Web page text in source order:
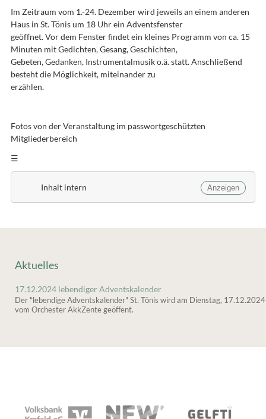
Aktuelles
17.12.2024 lebendiger Adventskalender
Der "lebendige Adventskalender" St. Tönis wird am Dienstag, 17.12.2024
vom Orchester AkkZente geöffent.
Im Zeitraum vom 1.-24. Dezember wird jeweils an einem anderen
Haus in St. Tönis um 18 Uhr ein Adventsfenster
geöffnet. Vor dem Fenster findet ein kleines Programm von ca. 15
Minuten mit Gedichten, Gesang, Geschichten,
Gebeten, Gedanken, Instrumentalmusik o.ä. statt. Anschließend
besteht die Möglichkeit, miteinander zu
erzählen.
Fotos von der Veranstaltung im passwortgeschützten
Mitgliederbereich
☰
Inhalt intern Anzeigen